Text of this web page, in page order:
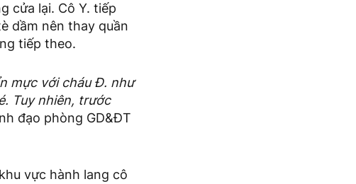
cửa lại. Cô Y. tiếp
dầm nên thay quần
tiếp theo.
mực với cháu Đ. như
Tuy nhiên, trước
đạo phòng GD&ĐT
vực hành lang cô